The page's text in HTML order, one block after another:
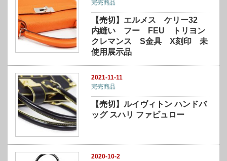
完売商品
【売切】エルメス ケリー32
内縫い フー FEU トリヨン
クレマンス S金具 X刻印 未
使用展示品
2021-11-11
完売商品
【売切】ルイヴィトン ハンドバ
ッグ スハリ ファビュロー
2020-10-2